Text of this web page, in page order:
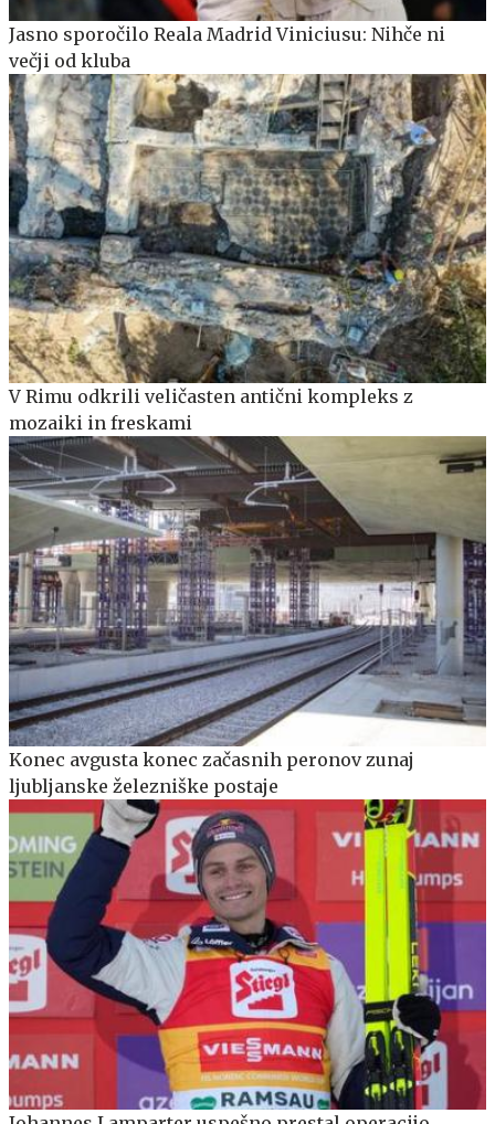
Jasno sporočilo Reala Madrid Viniciusu: Nihče ni
večji od kluba
V Rimu odkrili veličasten antični kompleks z
mozaiki in freskami
Konec avgusta konec začasnih peronov zunaj
ljubljanske železniške postaje